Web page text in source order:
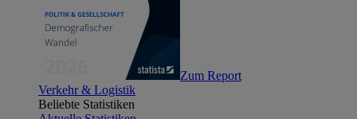
Zum Report
Verkehr & Logistik
Beliebte Statistiken